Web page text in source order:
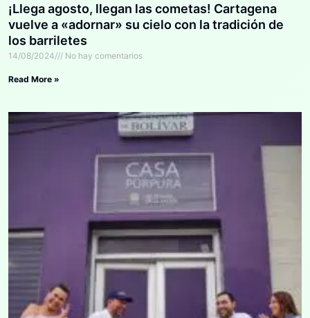
¡Llega agosto, llegan las cometas! Cartagena
vuelve a «adornar» su cielo con la tradición de
los barriletes
14/08/2024 No hay comentarios
Read More »